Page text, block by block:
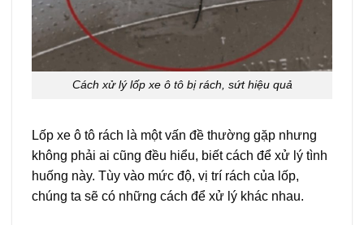
Cách xử lý lốp xe ô tô bị rách, sứt hiệu quả
Lốp xe ô tô rách là một vấn đề thường gặp nhưng
không phải ai cũng đều hiểu, biết cách để xử lý tình
huống này. Tùy vào mức độ, vị trí rách của lốp,
chúng ta sẽ có những cách để xử lý khác nhau.